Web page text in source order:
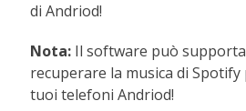
di Andriod!
Nota: Il software può
recuperare la musica di Spotify
tuoi telefoni Andriod!